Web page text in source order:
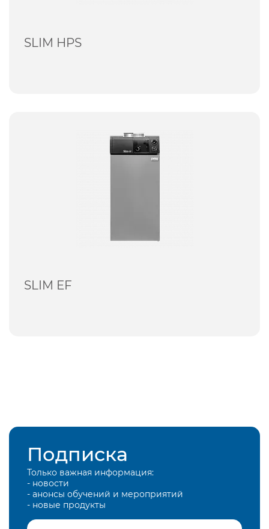
SLIM HPS
SLIM EF
Подписка
Только важная информация:
- новости
- анонсы обучений и мероприятий
- новые продукты